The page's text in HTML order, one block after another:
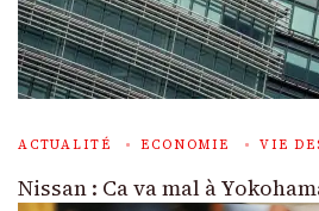
ACTUALITÉ ECONOMIE VIE
Nissan : Ca va mal à